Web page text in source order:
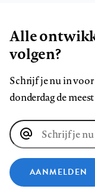
Alle
volgen?
Schrijf je nu in
donderdag de
E-
mailadres
AANMELDEN